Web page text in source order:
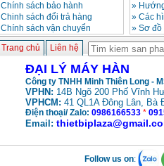
Chính sách bảo hành
Chinh sách đổi trả hàng
Chính sách vận chuyển
»
» Các
» Sơ
Trang chủ Liên hệ
ĐẠI LÝ MÁY HÀN
Công ty TNHH Minh Thiên Long -
VPHN: 14B Ngõ 200 Phố Vĩnh
VPHCM: 41 QL1A Đông Lân, Bà
Điện thoại/ Zalo: 0986166533 *
Email:
Follow us on: